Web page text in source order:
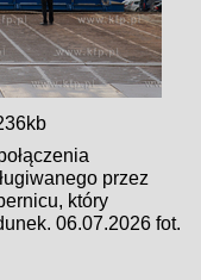
przez
który
06.07.2026 fot.